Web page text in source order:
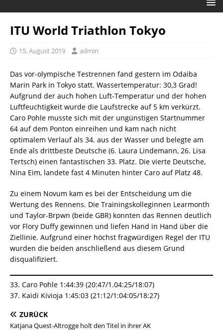
ITU World Triathlon Tokyo
15. August 2019 admin
Das vor-olympische Testrennen fand gestern im Odaiba
Marin Park in Tokyo statt. Wassertemperatur: 30,3 Grad!
Aufgrund der auch hohen Luft-Temperatur und der hohen
Luftfeuchtigkeit wurde die Laufstrecke auf 5 km verkürzt.
Caro Pohle musste sich mit der ungünstigen Startnummer
64 auf dem Ponton einreihen und kam nach nicht
optimalem Verlauf als 34. aus der Wasser und belegte am
Ende als drittbeste Deutsche (6. Laura Lindemann, 26. Lisa
Tertsch) einen fantastischen 33. Platz. Die vierte Deutsche,
Nina Eim, landete fast 4 Minuten hinter Caro auf Platz 48.
Zu einem Novum kam es bei der Entscheidung um die
Wertung des Rennens. Die Trainingskolleginnen Learmonth
und Taylor-Brpwn (beide GBR) konnten das Rennen deutlich
vor Flory Duffy gewinnen und liefen Hand in Hand über die
Ziellinie. Aufgrund einer höchst fragwürdigen Regel der ITU
wurden die beiden anschließend aus diesem Grund
disqualifiziert.
33. Caro Pohle 1:44:39 (20:47/1.04:25/18:07)
37. Kaidi Kivioja 1:45:03 (21:12/1:04:05/18:27)
ZURÜCK
Katjana Quest-Altrogge holt den Titel in ihrer AK